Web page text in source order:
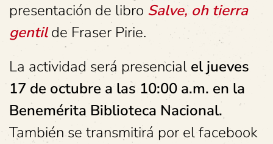
presentación de libro Salve, oh tierra
gentil de Fraser Pirie.
La actividad será presencial el jueves
17 de octubre a las 10:00 a.m. en la
Benemérita Biblioteca Nacional.
También se transmitirá por el facebook